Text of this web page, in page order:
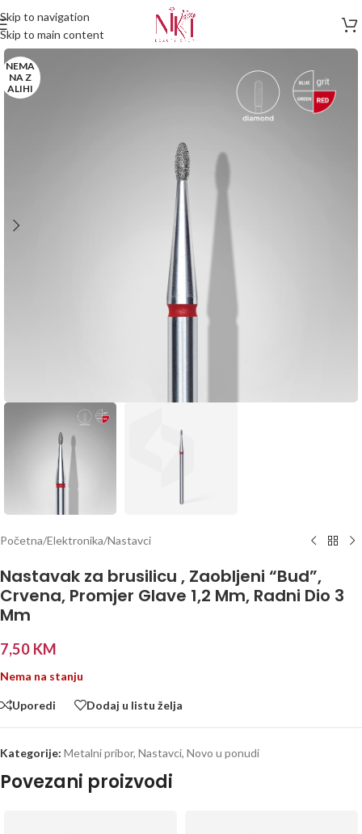
Skip to navigation
Skip to main content
NEMA
NA Z
ALIHI
Početna/Elektronika/Nastavci
Nastavak za brusilicu , Zaobljeni “Bud”,
Crvena, Promjer Glave 1,2 Mm, Radni Dio 3
Mm
7,50 KM
Nema na stanju
Uporedi Dodaj u listu želja
Kategorije: Metalni pribor, Nastavci, Novo u ponudi
Povezani proizvodi